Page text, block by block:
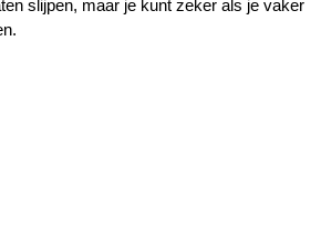
slijpen, maar je kunt zeker als je vaker